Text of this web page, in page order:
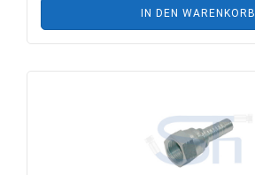
IN DEN WARENKORB